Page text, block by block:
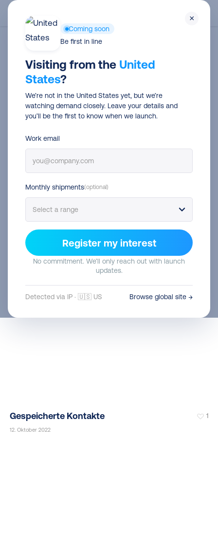
Skip
Boxen
12. Oktober 2022
Gespeicherte Kontakte
12. Oktober 2022
1
×
Coming soon
Be first in line
Visiting from the United
States?
We’re not in the United States yet, but we’re
watching demand closely. Leave your details and
you’ll be the first to know when we launch.
Work email
Monthly shipments(optional)
Register my interest
No commitment. We’ll only reach out with launch
updates.
Detected via IP · 🇺🇸 US Browse global site →